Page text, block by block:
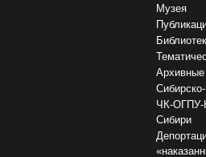
Музея
ЧК-
Сибири